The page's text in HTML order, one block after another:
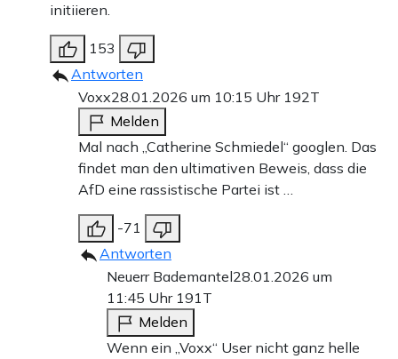
initiieren.
153
Antworten
Voxx28.01.2026 um 10:15 Uhr 192T
Melden
Mal nach „Catherine Schmiedel“ googlen. Das
findet man den ultimativen Beweis, dass die
AfD eine rassistische Partei ist …
-71
Antworten
Neuerr Bademantel28.01.2026 um
11:45 Uhr 191T
Melden
Wenn ein „Voxx“ User nicht ganz helle